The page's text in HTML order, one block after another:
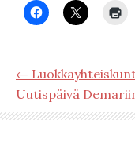
←
Uutispäivä